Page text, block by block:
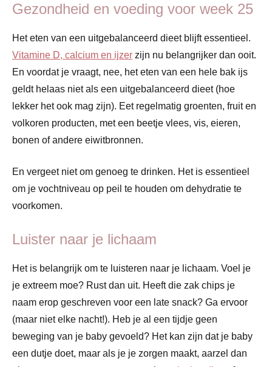
Gezondheid en voeding voor week 25
Het eten van een uitgebalanceerd dieet blijft essentieel.
Vitamine D, calcium en ijzer zijn nu belangrijker dan ooit.
En voordat je vraagt, nee, het eten van een hele bak ijs
geldt helaas niet als een uitgebalanceerd dieet (hoe
lekker het ook mag zijn). Eet regelmatig groenten, fruit en
volkoren producten, met een beetje vlees, vis, eieren,
bonen of andere eiwitbronnen.
En vergeet niet om genoeg te drinken. Het is essentieel
om je vochtniveau op peil te houden om dehydratie te
voorkomen.
Luister naar je lichaam
Het is belangrijk om te luisteren naar je lichaam. Voel je
je extreem moe? Rust dan uit. Heeft die zak chips je
naam erop geschreven voor een late snack? Ga ervoor
(maar niet elke nacht!). Heb je al een tijdje geen
beweging van je baby gevoeld? Het kan zijn dat je baby
een dutje doet, maar als je je zorgen maakt, aarzel dan